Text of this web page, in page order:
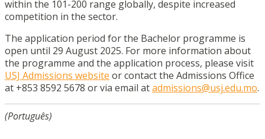
within the 101-200 range globally, despite increased
competition in the sector.
The application period for the Bachelor programme is
open until 29 August 2025. For more information about
the programme and the application process, please visit
USJ Admissions website or contact the Admissions Office
at +853 8592 5678 or via email atadmissions@usj.edu.mo.
(Português)